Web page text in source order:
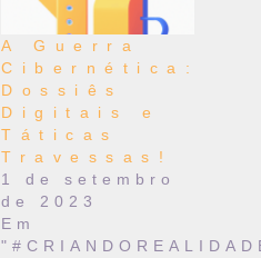
A Guerra
Cibernética:
Dossiês
Digitais e
Táticas
Travessas!
1 de setembro
de 2023
Em